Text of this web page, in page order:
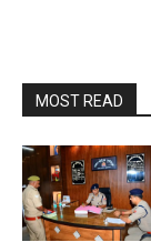
MOST READ